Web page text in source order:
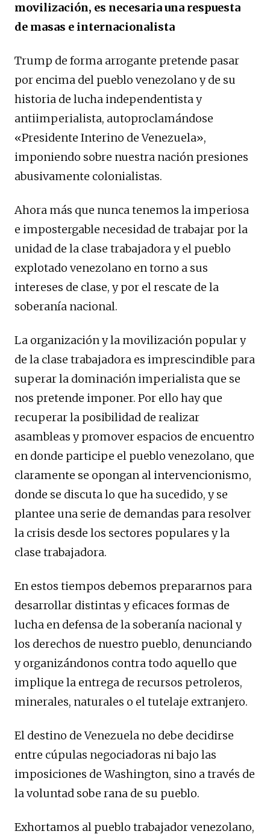
movilización, es necesaria una respuesta
de masas e internacionalista
Trump de forma arrogante pretende pasar
por encima del pueblo venezolano y de su
historia de lucha independentista y
antiimperialista, autoproclamándose
«Presidente Interino de Venezuela»,
imponiendo sobre nuestra nación presiones
abusivamente colonialistas.
Ahora más que nunca tenemos la imperiosa
e impostergable necesidad de trabajar por la
unidad de la clase trabajadora y el pueblo
explotado venezolano en torno a sus
intereses de clase, y por el rescate de la
soberanía nacional.
La organización y la movilización popular y
de la clase trabajadora es imprescindible para
superar la dominación imperialista que se
nos pretende imponer. Por ello hay que
recuperar la posibilidad de realizar
asambleas y promover espacios de encuentro
en donde participe el pueblo venezolano, que
claramente se opongan al intervencionismo,
donde se discuta lo que ha sucedido, y se
plantee una serie de demandas para resolver
la crisis desde los sectores populares y la
clase trabajadora.
En estos tiempos debemos prepararnos para
desarrollar distintas y eficaces formas de
lucha en defensa de la soberanía nacional y
los derechos de nuestro pueblo, denunciando
y organizándonos contra todo aquello que
implique la entrega de recursos petroleros,
minerales, naturales o el tutelaje extranjero.
El destino de Venezuela no debe decidirse
entre cúpulas negociadoras ni bajo las
imposiciones de Washington, sino a través de
la voluntad sobe rana de su pueblo.
Exhortamos al pueblo trabajador venezolano,